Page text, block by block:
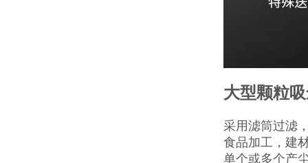
大型颗粒
采用滤筒过滤
食品加工，建
单个或多个产